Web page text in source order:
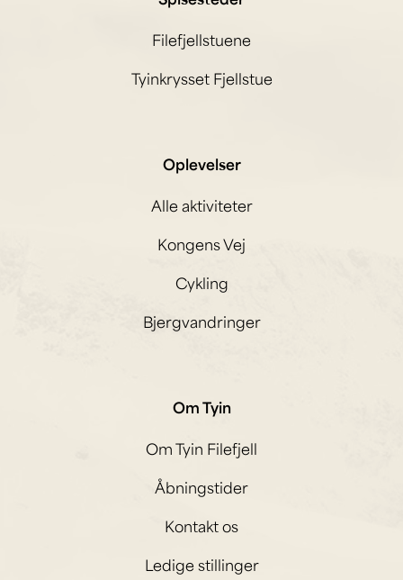
Filefjellstuene
Tyinkrysset Fjellstue
Oplevelser
Alle aktiviteter
Kongens Vej
Cykling
Bjergvandringer
Om Tyin
Om Tyin Filefjell
Åbningstider
Kontakt os
Ledige stillinger